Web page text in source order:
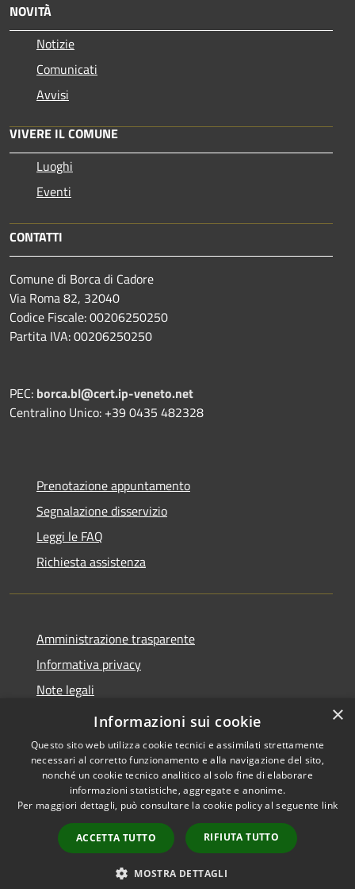
NOVITÀ
Notizie
Comunicati
Avvisi
VIVERE IL COMUNE
Luoghi
Eventi
CONTATTI
Comune di Borca di Cadore
Via Roma 82, 32040
Codice Fiscale: 00206250250
Partita IVA: 00206250250
PEC: borca.bl@cert.ip-veneto.net
Centralino Unico: +39 0435 482328
Prenotazione appuntamento
Segnalazione disservizio
Leggi le FAQ
Richiesta assistenza
Amministrazione trasparente
Informativa privacy
Note legali
Dichiarazione di accessibilità
Accessibilità
Copyright © 2026 • Comune di
Borca di Cadore • Powered by
Municipium•
Accesso
redazione
×
Informazioni sui cookie
Questo sito web utilizza cookie tecnici e assimilati strettamente
necessari al corretto funzionamento e alla navigazione del sito,
nonché un cookie tecnico analitico al solo fine di elaborare
informazioni statistiche, aggregate e anonime.
Per maggiori dettagli, può consultare la cookie policy al seguente link
ACCETTA TUTTO RIFIUTA TUTTO
MOSTRA DETTAGLI